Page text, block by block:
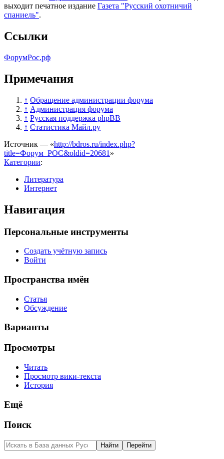
выходит печатное издание Газета "Русский охотничий
спаниель".
Ссылки
ФорумРос.рф
Примечания
↑ Обращение администрации форума
↑ Администрация форума
↑ Русская поддержка phpBB
↑ Статистика Майл.ру
Источник — «http://bdros.ru/index.php?
title=Форум_РОС&oldid=20681 »
Категории:
Литература
Интернет
Навигация
Персональные инструменты
Создать учётную запись
Войти
Пространства имён
Статья
Обсуждение
Варианты
Просмотры
Читать
Просмотр вики-текста
История
Ещё
Поиск